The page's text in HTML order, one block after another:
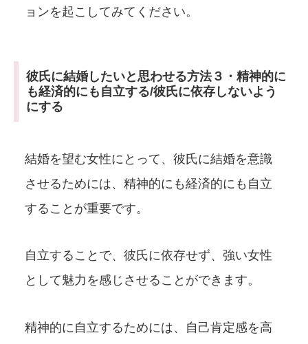
ョンを起こしてみてください。
彼氏に結婚したいと思わせる方法３・精神的に
も経済的にも自立する/彼氏に依存しないよう
にする
結婚を望む女性にとって、彼氏に結婚を意識
させるためには、精神的にも経済的にも自立
することが重要です。
自立することで、彼氏に依存せず、強い女性
として魅力を感じさせることができます。
精神的に自立するためには、自己肯定感を高